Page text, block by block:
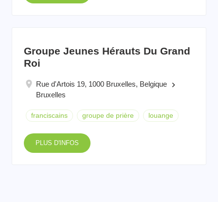
Groupe Jeunes Hérauts Du Grand
Roi
Rue d'Artois 19, 1000 Bruxelles, Belgique keyboard_arrow_right
Bruxelles
franciscains groupe de prière louange
PLUS D'INFOS